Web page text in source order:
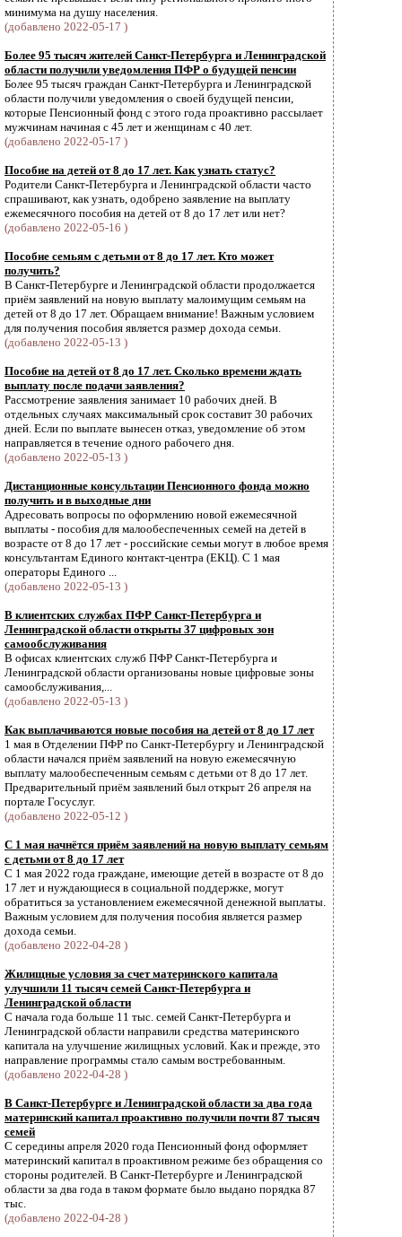
минимума на душу населения.
(добавлено 2022-05-17 )
Более 95 тысяч жителей Санкт-Петербурга и Ленинградской
области получили уведомления ПФР о будущей пенсии
Более 95 тысяч граждан Санкт-Петербурга и Ленинградской
области получили уведомления о своей будущей пенсии,
которые Пенсионный фонд с этого года проактивно рассылает
мужчинам начиная с 45 лет и женщинам с 40 лет.
(добавлено 2022-05-17 )
Пособие на детей от 8 до 17 лет. Как узнать статус?
Родители Санкт-Петербурга и Ленинградской области часто
спрашивают, как узнать, одобрено заявление на выплату
ежемесячного пособия на детей от 8 до 17 лет или нет?
(добавлено 2022-05-16 )
Пособие семьям с детьми от 8 до 17 лет. Кто может
получить?
В Санкт-Петербурге и Ленинградской области продолжается
приём заявлений на новую выплату малоимущим семьям на
детей от 8 до 17 лет. Обращаем внимание! Важным условием
для получения пособия является размер дохода семьи.
(добавлено 2022-05-13 )
Пособие на детей от 8 до 17 лет. Сколько времени ждать
выплату после подачи заявления?
Рассмотрение заявления занимает 10 рабочих дней. В
отдельных случаях максимальный срок составит 30 рабочих
дней. Если по выплате вынесен отказ, уведомление об этом
направляется в течение одного рабочего дня.
(добавлено 2022-05-13 )
Дистанционные консультации Пенсионного фонда можно
получить и в выходные дни
Адресовать вопросы по оформлению новой ежемесячной
выплаты - пособия для малообеспеченных семей на детей в
возрасте от 8 до 17 лет - российские семьи могут в любое время
консультантам Единого контакт-центра (ЕКЦ). С 1 мая
операторы Единого ...
(добавлено 2022-05-13 )
В клиентских службах ПФР Санкт-Петербурга и
Ленинградской области открыты 37 цифровых зон
самообслуживания
В офисах клиентских служб ПФР Санкт-Петербурга и
Ленинградской области организованы новые цифровые зоны
самообслуживания,...
(добавлено 2022-05-13 )
Как выплачиваются новые пособия на детей от 8 до 17 лет
1 мая в Отделении ПФР по Санкт-Петербургу и Ленинградской
области начался приём заявлений на новую ежемесячную
выплату малообеспеченным семьям с детьми от 8 до 17 лет.
Предварительный приём заявлений был открыт 26 апреля на
портале Госуслуг.
(добавлено 2022-05-12 )
С 1 мая начнётся приём заявлений на новую выплату семьям
с детьми от 8 до 17 лет
С 1 мая 2022 года граждане, имеющие детей в возрасте от 8 до
17 лет и нуждающиеся в социальной поддержке, могут
обратиться за установлением ежемесячной денежной выплаты.
Важным условием для получения пособия является размер
дохода семьи.
(добавлено 2022-04-28 )
Жилищные условия за счет материнского капитала
улучшили 11 тысяч семей Санкт-Петербурга и
Ленинградской области
С начала года больше 11 тыс. семей Санкт-Петербурга и
Ленинградской области направили средства материнского
капитала на улучшение жилищных условий. Как и прежде, это
направление программы стало самым востребованным.
(добавлено 2022-04-28 )
В Санкт-Петербурге и Ленинградской области за два года
материнский капитал проактивно получили почти 87 тысяч
семей
С середины апреля 2020 года Пенсионный фонд оформляет
материнский капитал в проактивном режиме без обращения со
стороны родителей. В Санкт-Петербурге и Ленинградской
области за два года в таком формате было выдано порядка 87
тыс.
(добавлено 2022-04-28 )